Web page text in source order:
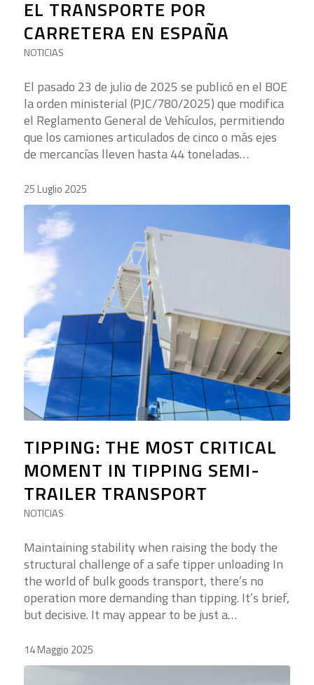
EL TRANSPORTE POR
CARRETERA EN ESPAÑA
NOTICIAS
El pasado 23 de julio de 2025 se publicó en el BOE
la orden ministerial (PJC/780/2025) que modifica
el Reglamento General de Vehículos, permitiendo
que los camiones articulados de cinco o más ejes
de mercancías lleven hasta 44 toneladas…
25 Luglio 2025
TIPPING: THE MOST CRITICAL
MOMENT IN TIPPING SEMI-
TRAILER TRANSPORT
NOTICIAS
Maintaining stability when raising the body the
structural challenge of a safe tipper unloading In
the world of bulk goods transport, there’s no
operation more demanding than tipping. It’s brief,
but decisive. It may appear to be just a…
14 Maggio 2025